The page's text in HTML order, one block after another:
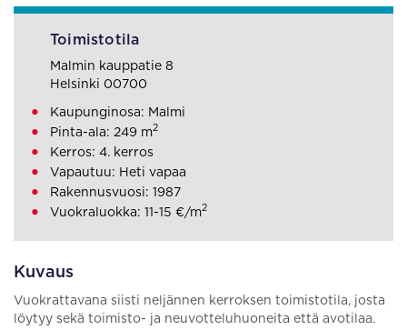
Kuvaus
Vuokrattavana siisti neljännen kerroksen toimistotila, josta
löytyy sekä toimisto- ja neuvotteluhuoneita että avotilaa.
Toimistotila
Malmin kauppatie 8
Helsinki 00700
Kaupunginosa: Malmi
Pinta-ala: 249 m2
Kerros: 4. kerros
Vapautuu: Heti vapaa
Rakennusvuosi: 1987
Vuokraluokka: 11-15 €/m2